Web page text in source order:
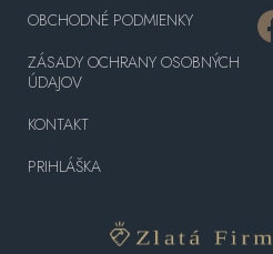
OBCHODNÉ PODMIENKY
ZÁSADY OCHRANY OSOBNÝCH
ÚDAJOV
KONTAKT
PRIHLÁŠKA